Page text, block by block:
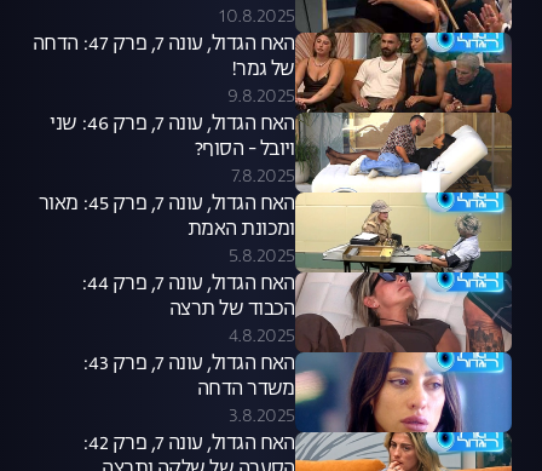
10.8.2025
האח הגדול, עונה 7, פרק 47: הדחה
של גמר!
9.8.2025
האח הגדול, עונה 7, פרק 46: שני
ויובל - הסוף?
7.8.2025
האח הגדול, עונה 7, פרק 45: מאור
ומכונת האמת
5.8.2025
האח הגדול, עונה 7, פרק 44:
הכבוד של תרצה
4.8.2025
האח הגדול, עונה 7, פרק 43:
משדר הדחה
3.8.2025
האח הגדול, עונה 7, פרק 42: